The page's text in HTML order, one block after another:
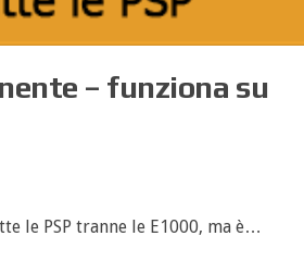
– funziona su
le PSP tranne le E1000, ma è…